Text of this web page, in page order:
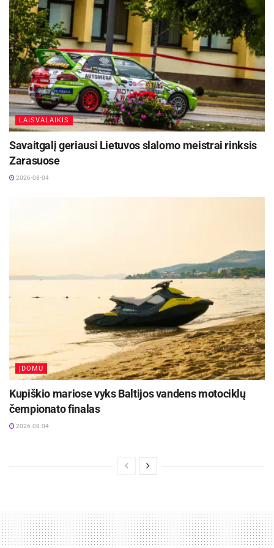
laimėti. Man viskas sukasi apie pergales. Kol kas
rinkau pergales visuose lygiuose, kuriuose buvau,
noriu karjeroje tai tęsti.
Žymos: Krepšinis LKL Utenos „Juventus“
LAISVALAIKIS
Savaitgalį geriausi Lietuvos slalomo meistrai rinksis
Zarasuose
2026-08-04
ĮDOMU
Kupiškio mariose vyks Baltijos vandens motociklų
čempionato finalas
2026-08-04